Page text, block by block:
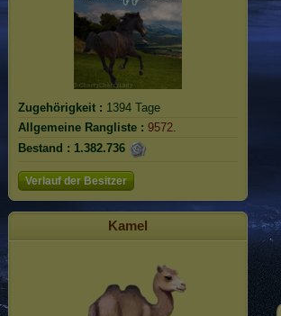
Zugehörigkeit : 1394 Tage
Allgemeine Rangliste : 9572.
Bestand : 1.382.736
Verlauf der Besitzer
Kamel